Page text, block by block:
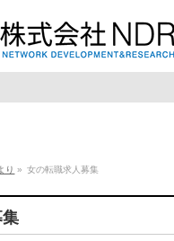
り » 女の転職求人募集